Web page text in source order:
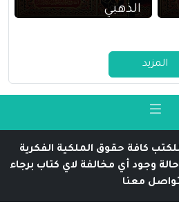
الذهبي
المزيد
كافة حقوق الملكية الفكرية
وجود أي مخالفة لاي كتاب برجاء
معنا